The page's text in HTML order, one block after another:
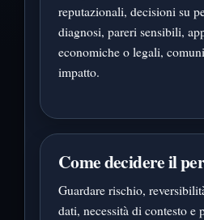
reputazionali, decisioni su
diagnosi, pareri sensibili,
economiche o legali,
impatto.
Come decidere il
Guardare rischio,
dati, necessità di contesto e